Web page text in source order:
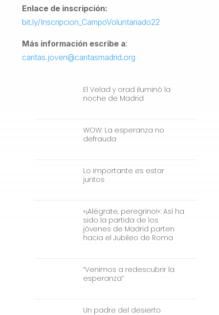
Enlace de inscripción:
bit.ly/Inscripcion_CampoVoluntariado22
Más información escribe a:
caritas.joven@caritasmadrid.org
El Velad y orad iluminó la
noche de Madrid
WOW: La esperanza no
defrauda
Lo importante es estar
juntos
«¡Alégrate, peregrino!»: Así ha
sido la partida de los
jóvenes de Madrid parten
hacia el Jubileo de Roma
“Venimos a redescubrir la
esperanza”
Un padre del desierto